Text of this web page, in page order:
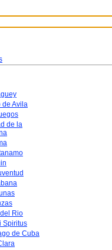
de Avila
de la
Rio
Spiritus
de Cuba